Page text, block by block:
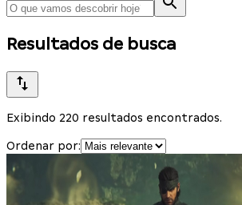
Resultados de busca
Exibindo 220 resultados encontrados.
Ordenar por: